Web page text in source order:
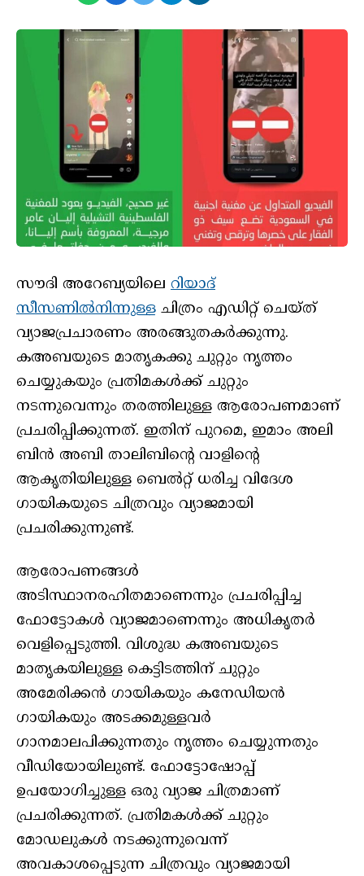
സൗദി അറേബ്യയിലെ റിയാദ്
സീസണിൽനിന്നുള്ള ചിത്രം എഡിറ്റ് ചെയ്ത്
വ്യാജപ്രചാരണം അരങ്ങുതകർക്കുന്നു.
കഅബയുടെ മാതൃകക്കു ചുറ്റും നൃത്തം
ചെയ്യുകയും പ്രതിമകൾക്ക് ചുറ്റും
നടന്നുവെന്നും തരത്തിലുള്ള ആരോപണമാണ്
പ്രചരിപ്പിക്കുന്നത്. ഇതിന് പുറമെ, ഇമാം അലി
ബിൻ അബി താലിബിൻ്റെ വാളിൻ്റെ
ആകൃതിയിലുള്ള ബെൽറ്റ് ധരിച്ച വിദേശ
ഗായികയുടെ ചിത്രവും വ്യാജമായി
പ്രചരിക്കുന്നുണ്ട്.
ആരോപണങ്ങൾ
അടിസ്ഥാനരഹിതമാണെന്നും പ്രചരിപ്പിച്ച
ഫോട്ടോകൾ വ്യാജമാണെന്നും അധികൃതർ
വെളിപ്പെടുത്തി. വിശുദ്ധ കഅബയുടെ
മാതൃകയിലുള്ള കെട്ടിടത്തിന് ചുറ്റും
അമേരിക്കൻ ഗായികയും കനേഡിയൻ
ഗായികയും അടക്കമുള്ളവർ
ഗാനമാലപിക്കുന്നതും നൃത്തം ചെയ്യുന്നതും
വീഡിയോയിലുണ്ട്. ഫോട്ടോഷോപ്പ്
ഉപയോഗിച്ചുള്ള ഒരു വ്യാജ ചിത്രമാണ്
പ്രചരിക്കുന്നത്. പ്രതിമകൾക്ക് ചുറ്റും
മോഡലുകൾ നടക്കുന്നുവെന്ന്
അവകാശപ്പെടുന്ന ചിത്രവും വ്യാജമായി